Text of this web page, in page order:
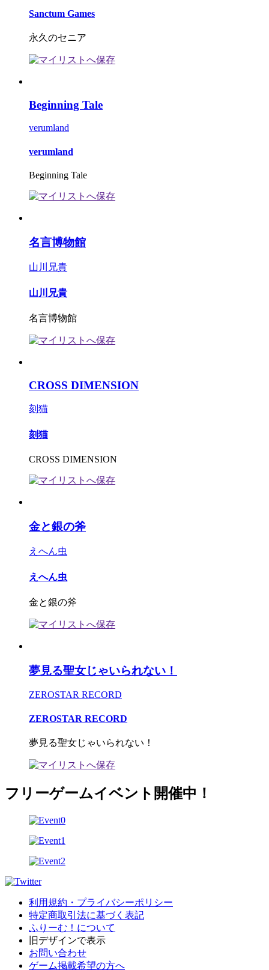
Sanctum Games
永久のセニア
Beginning Tale
verumland
verumland
Beginning Tale
名言博物館
山川兄貴
山川兄貴
名言博物館
CROSS DIMENSION
刻猫
刻猫
CROSS DIMENSION
金と銀の斧
えへん虫
えへん虫
金と銀の斧
夢見る聖女じゃいられない！
ZEROSTAR RECORD
ZEROSTAR RECORD
夢見る聖女じゃいられない！
フリーゲームイベント開催中！
利用規約・プライバシーポリシー
特定商取引法に基づく表記
ふりーむ！について
旧デザインで表示
お問い合わせ
ゲーム掲載希望の方へ